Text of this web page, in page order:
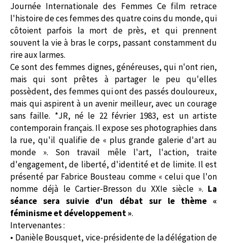
Journée Internationale des Femmes Ce film retrace
l'histoire de ces femmes des quatre coins du monde, qui
côtoient parfois la mort de près, et qui prennent
souvent la vie à bras le corps, passant constamment du
rire aux larmes.
Ce sont des femmes dignes, généreuses, qui n'ont rien,
mais qui sont prêtes à partager le peu qu'elles
possèdent, des femmes qui ont des passés douloureux,
mais qui aspirent à un avenir meilleur, avec un courage
sans faille. *JR, né le 22 février 1983, est un artiste
contemporain français. Il expose ses photographies dans
la rue, qu'il qualifie de « plus grande galerie d'art au
monde ». Son travail mêle l'art, l'action, traite
d'engagement, de liberté, d'identité et de limite. Il est
présenté par Fabrice Bousteau comme « celui que l'on
nomme déjà le Cartier-Bresson du XXIe siècle ». La
séance sera suivie d'un débat sur le thème «
féminisme et développement ».
Intervenantes :
• Danièle Bousquet, vice-présidente de la délégation de